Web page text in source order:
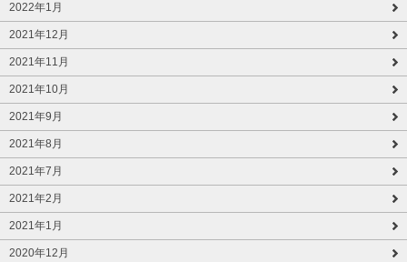
2022年1月
2021年12月
2021年11月
2021年10月
2021年9月
2021年8月
2021年7月
2021年2月
2021年1月
2020年12月